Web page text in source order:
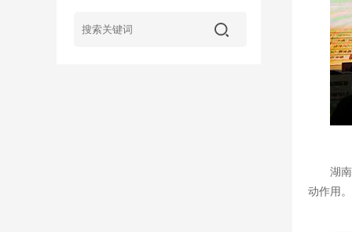
湖
动作用。